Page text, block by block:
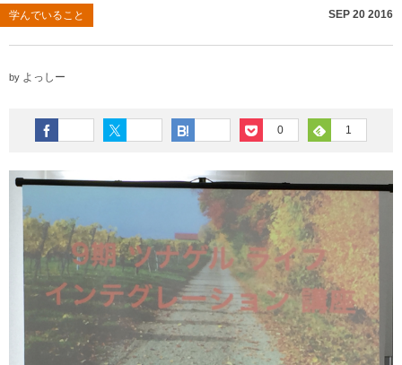
学んでいること SEP 20 2016
by よっしー
0 1